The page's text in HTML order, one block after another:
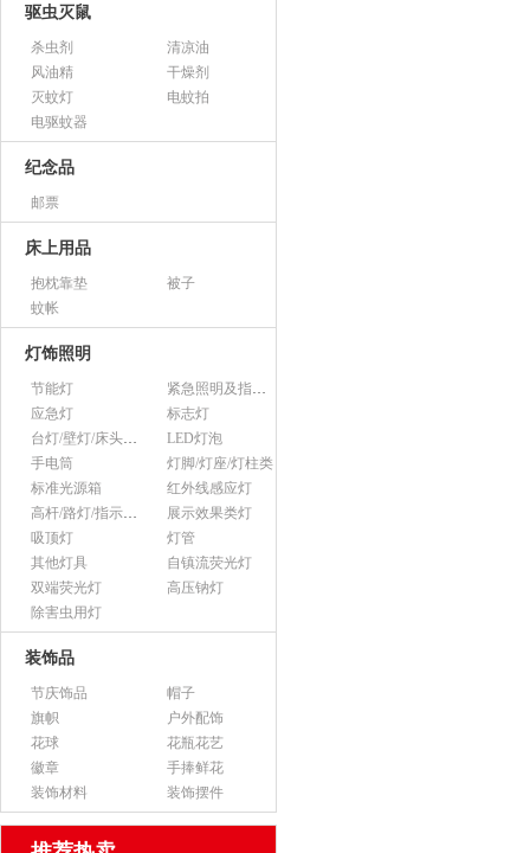
驱虫灭鼠
杀虫剂
清凉油
风油精
干燥剂
灭蚊灯
电蚊拍
电驱蚊器
纪念品
邮票
床上用品
抱枕靠垫
被子
蚊帐
灯饰照明
节能灯
紧急照明及指示灯
应急灯
标志灯
台灯/壁灯/床头灯/落地灯
LED灯泡
手电筒
灯脚/灯座/灯柱类
标准光源箱
红外线感应灯
高杆/路灯/指示灯类
展示效果类灯
吸顶灯
灯管
其他灯具
自镇流荧光灯
双端荧光灯
高压钠灯
除害虫用灯
装饰品
节庆饰品
帽子
旗帜
户外配饰
花球
花瓶花艺
徽章
手捧鲜花
装饰材料
装饰摆件